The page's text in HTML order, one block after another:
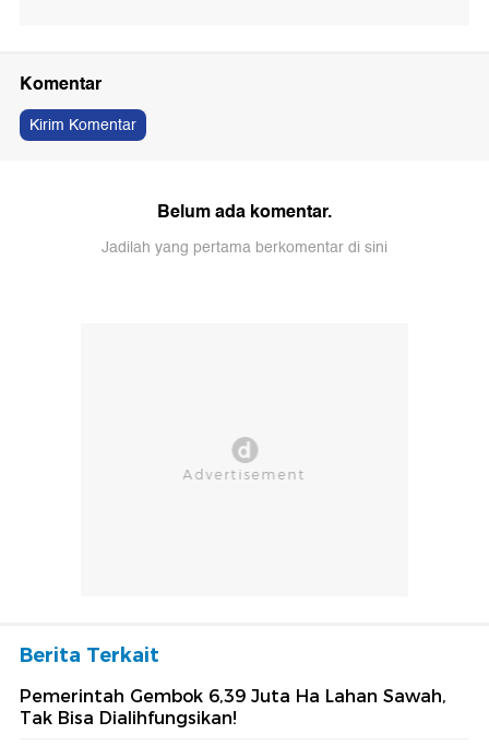
Komentar
Kirim Komentar
Belum ada komentar.
Jadilah yang pertama berkomentar di sini
Berita Terkait
Pemerintah Gembok 6,39 Juta Ha Lahan Sawah,
Tak Bisa Dialihfungsikan!